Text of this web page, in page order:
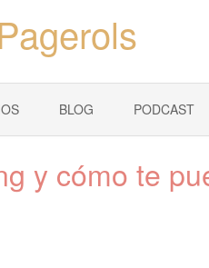
BLOG PODCAST
y cómo te